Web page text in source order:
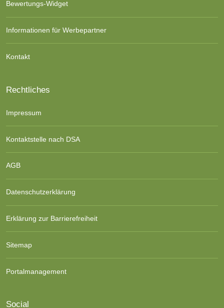
Bewertungs-Widget
Informationen für Werbepartner
Kontakt
Rechtliches
Impressum
Kontaktstelle nach DSA
AGB
Datenschutzerklärung
Erklärung zur Barrierefreiheit
Sitemap
Portalmanagement
Social